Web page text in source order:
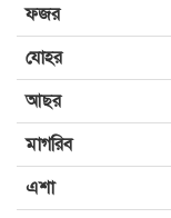
ফজর
যোহর
আছর
মাগরিব
এশা